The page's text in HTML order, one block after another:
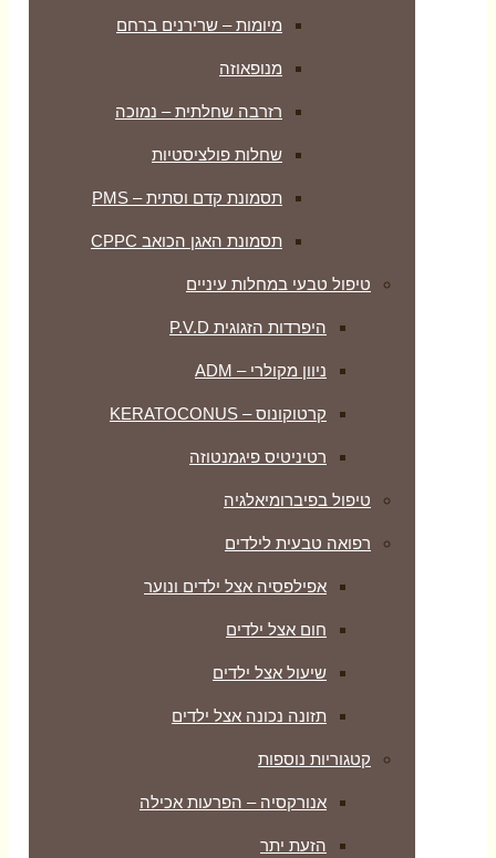
מיומות – שרירנים ברחם
מנופאוזה
רזרבה שחלתית – נמוכה
שחלות פולציסטיות
תסמונת קדם וסתית – PMS
תסמונת האגן הכואב CPPC
טיפול טבעי במחלות עיניים
היפרדות הזגוגית P.V.D
ניוון מקולרי – ADM
קרטוקונוס – KERATOCONUS
רטיניטיס פיגמנטוזה
טיפול בפיברומיאלגיה
רפואה טבעית לילדים
אפילפסיה אצל ילדים ונוער
חום אצל ילדים
שיעול אצל ילדים
תזונה נכונה אצל ילדים
קטגוריות נוספות
אנורקסיה – הפרעות אכילה
הזעת יתר